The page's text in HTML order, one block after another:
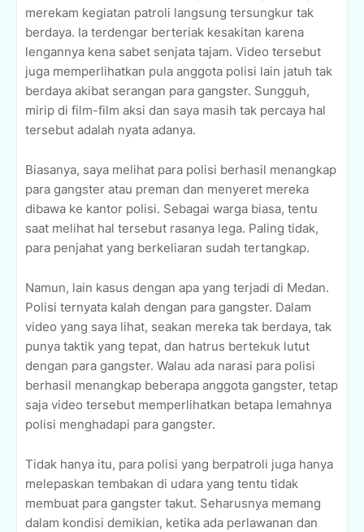
merekam kegiatan patroli langsung tersungkur tak
berdaya. Ia terdengar berteriak kesakitan karena
lengannya kena sabet senjata tajam. Video tersebut
juga memperlihatkan pula anggota polisi lain jatuh tak
berdaya akibat serangan para gangster. Sungguh,
mirip di film-film aksi dan saya masih tak percaya hal
tersebut adalah nyata adanya.
Biasanya, saya melihat para polisi berhasil menangkap
para gangster atau preman dan menyeret mereka
dibawa ke kantor polisi. Sebagai warga biasa, tentu
saat melihat hal tersebut rasanya lega. Paling tidak,
para penjahat yang berkeliaran sudah tertangkap.
Namun, lain kasus dengan apa yang terjadi di Medan.
Polisi ternyata kalah dengan para gangster. Dalam
video yang saya lihat, seakan mereka tak berdaya, tak
punya taktik yang tepat, dan hatrus bertekuk lutut
dengan para gangster. Walau ada narasi para polisi
berhasil menangkap beberapa anggota gangster, tetap
saja video tersebut memperlihatkan betapa lemahnya
polisi menghadapi para gangster.
Tidak hanya itu, para polisi yang berpatroli juga hanya
melepaskan tembakan di udara yang tentu tidak
membuat para gangster takut. Seharusnya memang
dalam kondisi demikian, ketika ada perlawanan dan